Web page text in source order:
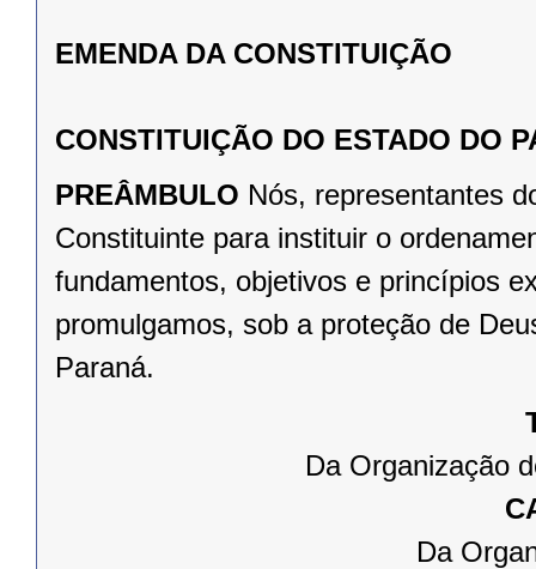
EMENDA DA CONSTITUIÇÃO
CONSTITUIÇÃO DO ESTADO DO
PREÂMBULO Nós, representantes
Constituinte para instituir o
fundamentos, objetivos e princípios
promulgamos, sob a proteção de
Paraná.
Da Organização
Da